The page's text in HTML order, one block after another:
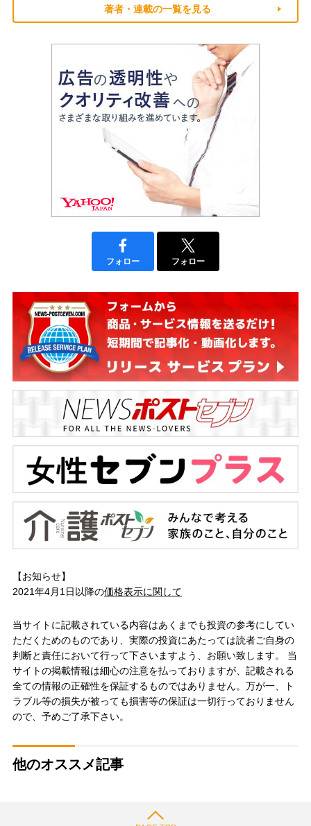
著者・連載の一覧を見る
フォロー フォロー
【お知らせ】
2021年4月1日以降の価格表示に関して
当サイトに記載されている内容はあくまでも投資の参考にしてい
ただくためのものであり、実際の投資にあたっては読者ご自身の
判断と責任において行って下さいますよう、お願い致します。 当
サイトの掲載情報は細心の注意を払っておりますが、記載される
全ての情報の正確性を保証するものではありません。万が一、ト
ラブル等の損失が被っても損害等の保証は一切行っておりません
ので、予めご了承下さい。
他のオススメ記事